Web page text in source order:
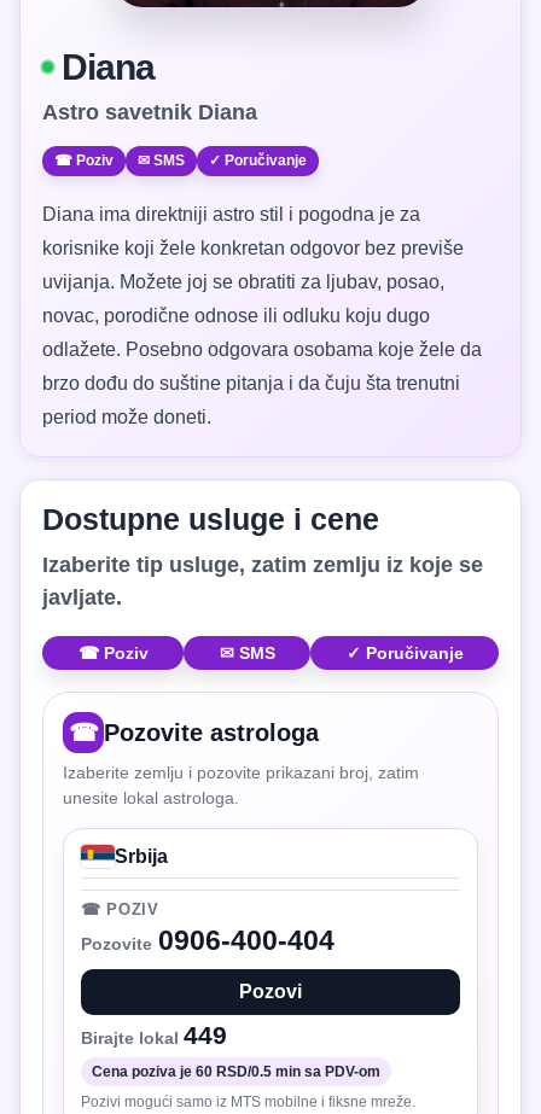
Diana
Astro savetnik Diana
☎ Poziv ✉ SMS ✓ Poručivanje
Diana ima direktniji astro stil i pogodna je za
korisnike koji žele konkretan odgovor bez previše
uvijanja. Možete joj se obratiti za ljubav, posao,
novac, porodične odnose ili odluku koju dugo
odlažete. Posebno odgovara osobama koje žele da
brzo dođu do suštine pitanja i da čuju šta trenutni
period može doneti.
Dostupne usluge i cene
Izaberite tip usluge, zatim zemlju iz koje se
javljate.
☎ Poziv ✉ SMS ✓ Poručivanje
☎ Pozovite astrologa
Izaberite zemlju i pozovite prikazani broj, zatim
unesite lokal astrologa.
Srbija
☎ POZIV
Pozovite 0906-400-404
Pozovi
Birajte lokal 449
Cena poziva je 60 RSD/0.5 min sa PDV-om
Pozivi mogući samo iz MTS mobilne i fiksne mreže.